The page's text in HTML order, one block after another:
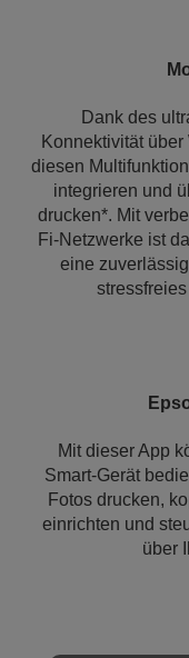
Dank des
Konnektivität
diesen
integrieren und
drucken*. Mit
Fi-Netzwerke ist
eine
Mit dieser App
Smart-Gerät
Fotos drucken,
einrichten und
über